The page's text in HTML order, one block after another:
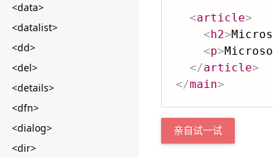
<data>
<datalist>
<dd>
<del>
<details>
<dfn>
<dialog>
<dir>
<article>
<h2>
<p>
</article>
</main>
亲自试一试